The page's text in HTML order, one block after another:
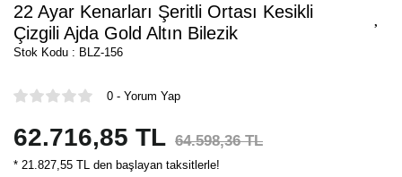
22 Ayar Kenarları Şeritli Ortası Kesikli
Çizgili Ajda Gold Altın Bilezik
Stok Kodu : BLZ-156
0 - Yorum Yap
62.716,85 TL 64.598,36 TL
* 21.827,55 TL den başlayan taksitlerle!